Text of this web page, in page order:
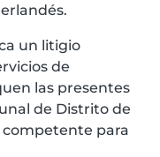
un litigio
de
las presentes
de Distrito de
competente para